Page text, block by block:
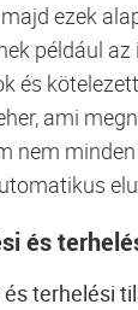
ezek
például
és
ami
nem
és
terhelési